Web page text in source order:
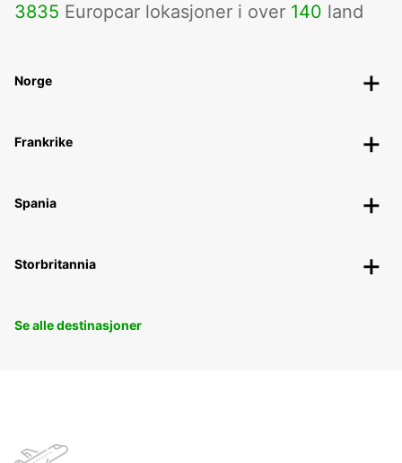
3835 Europcar lokasjoner i over 140 land
Norge
Frankrike
Spania
Storbritannia
Se alle destinasjoner